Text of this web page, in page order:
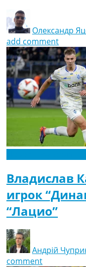
Олександр
add comment
Владислав
игрок
“Лацио”
Андрій
comment